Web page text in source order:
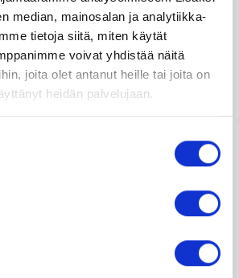
median, mainosalan ja analytiikka-
tietoja siitä, miten käytät
voivat yhdistää näitä
joita olet antanut heille tai joita on
heidän palvelujaan.